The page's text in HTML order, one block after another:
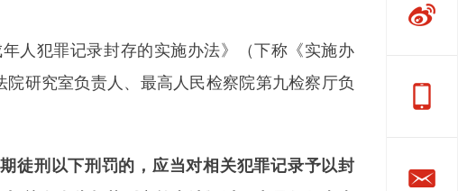
犯罪记录封存的实施办法》（下称《实施办
研究室负责人、最高人民检察院第九检察厅负
徒刑以下刑罚的，应当对相关犯罪记录予以封